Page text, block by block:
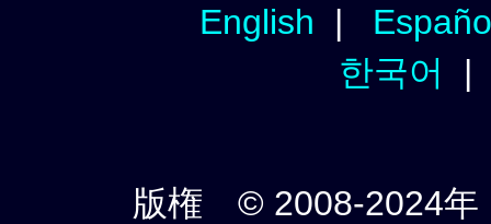
English |
한국어
版権 © 2008-2024年